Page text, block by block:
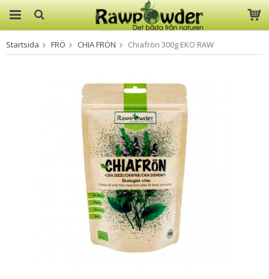
Produkten har blivit tillagd i
varukorgen
Startsida FRÖ CHIA FRÖN Chiafrön 300g EKO RAW